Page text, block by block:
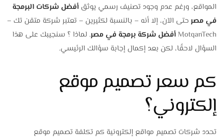
المواقع، ورغم عدم وجود تصنيف رسمي يوثقأفضل شركات البرمجة
في مصرحتى الآن، إلا أنه – بالنسبة لكثيرين – تعتبر شركة متقن تك –
MotqanTech أفضل شركة برمجة في مصر. لماذا ؟ سنجيبك على هذا
السؤال لاحقًا، لكن بعد إكمال إجابة سؤالك الرئيسي.
كم سعر تصميم موقع
إلكتروني؟
تحدد شركات تصميم مواقع إلكترونية كم تكلفة تصميم موقع